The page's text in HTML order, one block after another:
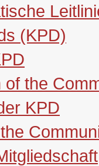
(KPD)
of the
KPD